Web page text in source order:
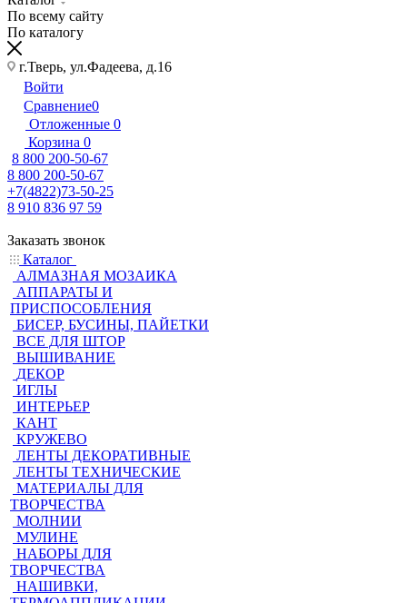
По всему сайту
По каталогу
г.Тверь, ул.Фадеева, д.16
Войти
Сравнение0
Отложенные 0
Корзина 0
8 800 200-50-67
8 800 200-50-67
+7(4822)73-50-25
8 910 836 97 59
Заказать звонок
Каталог
АЛМАЗНАЯ МОЗАИКА
АППАРАТЫ И
ПРИСПОСОБЛЕНИЯ
БИСЕР, БУСИНЫ, ПАЙЕТКИ
ВСЕ ДЛЯ ШТОР
ВЫШИВАНИЕ
ДЕКОР
ИГЛЫ
ИНТЕРЬЕР
КАНТ
КРУЖЕВО
ЛЕНТЫ ДЕКОРАТИВНЫЕ
ЛЕНТЫ ТЕХНИЧЕСКИЕ
МАТЕРИАЛЫ ДЛЯ
ТВОРЧЕСТВА
МОЛНИИ
МУЛИНЕ
НАБОРЫ ДЛЯ
ТВОРЧЕСТВА
НАШИВКИ,